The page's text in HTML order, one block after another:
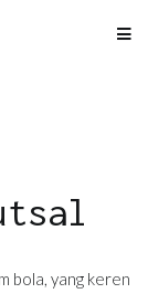
bola, yang keren